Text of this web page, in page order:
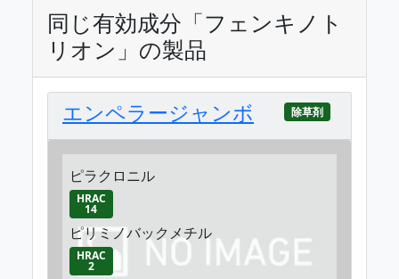
同じ有効成分「フェンキノト
リオン」の製品
エンペラージャンボ 除草剤
ピラクロニル
HRAC
14
ピリミノバックメチル
HRAC
2